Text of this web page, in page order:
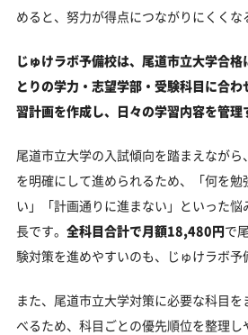
めると、努力が得点につながりにくくな
じゅけラボ予備校は、尾道市立大学合
とりの学力・志望学部・受験科目に合
習計画を作成し、日々の学習内容を管理
尾道市立大学の入試傾向を踏まえなが
を明確にして進められるため、「何を
い」「計画通りに進まない」といった
長です。 全科目合計で月額18,480円で
験対策を進めやすいのも、じゅけラボ予
また、尾道市立大学対策に必要な科目
べるため、科目ごとの優先順位を整理